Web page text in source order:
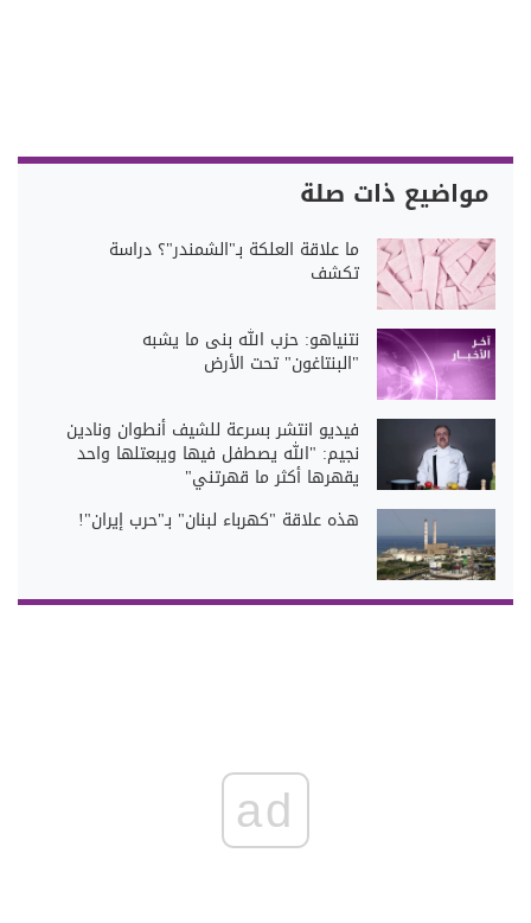
مواضيع ذات صلة
ما علاقة العلكة بـ"الشمندر"؟ دراسة
تكشف
نتنياهو: حزب الله بنى ما يشبه
"البنتاغون" تحت الأرض
فيديو انتشر بسرعة للشيف أنطوان ونادين
نجيم: "الله يصطفل فيها ويبعتلها واحد
يقهرها أكثر ما قهرتني"
هذه علاقة "كهرباء لبنان" بـ"حرب إيران"!
ad